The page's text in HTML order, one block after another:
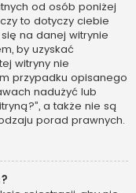
od osób poniżej
to dotyczy ciebie
na danej witrynie
by uzyskać
witryny nie
przypadku opisanego
nadużyć lub
a także nie są
porad prawnych.